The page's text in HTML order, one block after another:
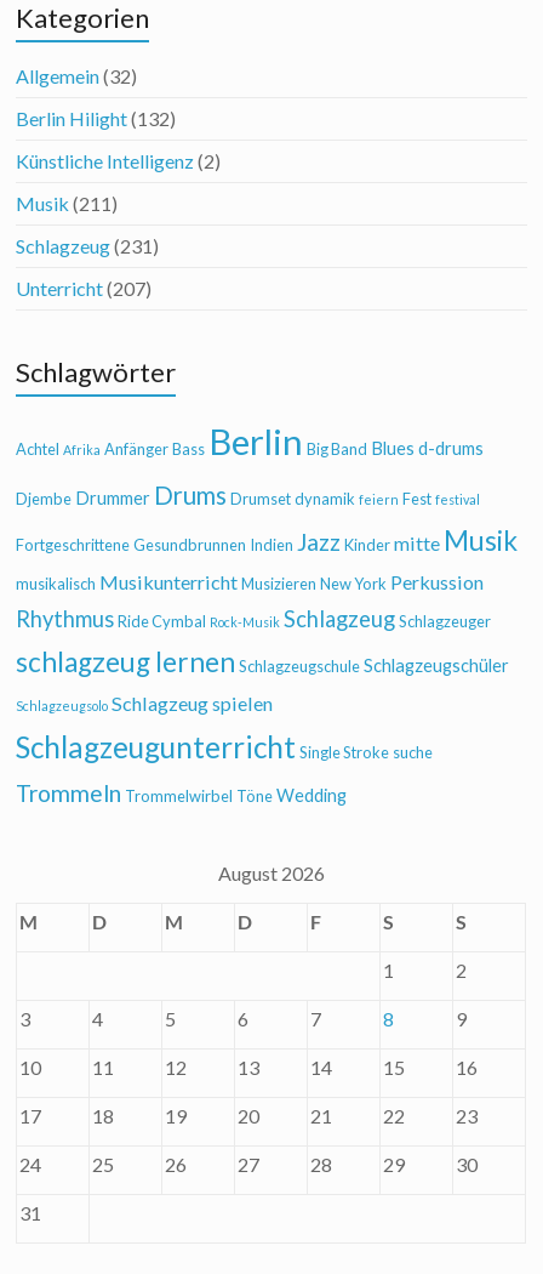
Kategorien
Allgemein(32)
Berlin Hilight(132)
Künstliche Intelligenz(2)
Musik (211)
Schlagzeug(231)
Unterricht(207)
Schlagwörter
Achtel Afrika Anfänger Bass Berlin Big Band Blues d-drums
Djembe Drummer Drums Drumset dynamik feiern Fest festival
Fortgeschrittene Gesundbrunnen Indien Jazz Kinder mitte Musik
musikalisch Musikunterricht Musizieren New York Perkussion
Rhythmus Ride Cymbal Rock-Musik Schlagzeug Schlagzeuger
schlagzeug lernen Schlagzeugschule Schlagzeugschüler
Schlagzeugsolo Schlagzeug spielen
Schlagzeugunterricht Single Stroke suche
Trommeln Trommelwirbel Töne Wedding
August 2026
M D M D F S S
1 2
3 4 5 6 7 8 9
10 11 12 13 14 15 16
17 18 19 20 21 22 23
24 25 26 27 28 29 30
31